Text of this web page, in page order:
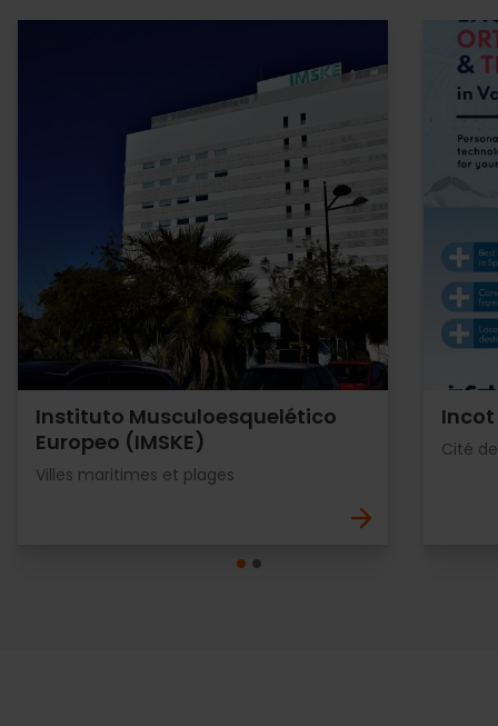
Instituto Musculoesquelético
Europeo (IMSKE)
Villes maritimes et plages
Incot
Cité